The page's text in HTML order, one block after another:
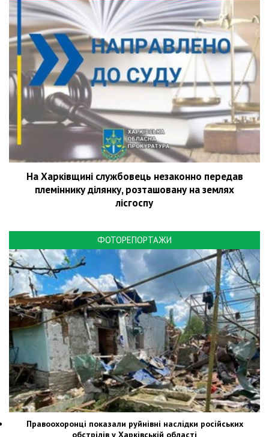
На Харківщині службовець незаконно передав
племіннику ділянку, розташовану на землях
лісгоспу
ФОТОРЕПОРТАЖИ
Правоохоронці показали руйнівні наслідки російських
обстрілів у Харківській області